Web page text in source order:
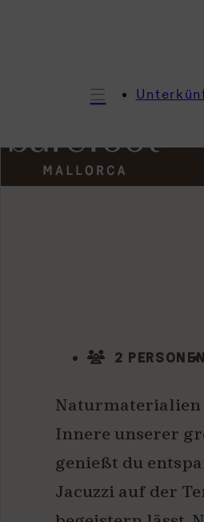
2 PERSONEN
Naturmaterialien
Innere unserer
genießt du
Jacuzzi auf der